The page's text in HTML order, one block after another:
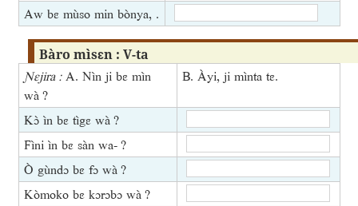
Aw bɛ mùso min bònya, .
Bàro mìsɛn : V-ta
Ɲɛjira :A. Nìn ji bɛ mìn
wà ?
B. Àyi, ji mìnta tɛ.
Kɔ̀ ìn bɛ tìgɛ wà ?
Fìni ìn bɛ sàn wa- ?
Ò gùndɔ bɛ fɔ wà ?
Kòmoko bɛ kɔrɔbɔ wà ?